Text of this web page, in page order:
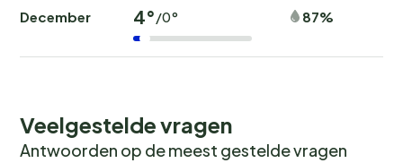
December 4°/0° 87%
Veelgestelde vragen
Antwoorden op de meest gestelde vragen